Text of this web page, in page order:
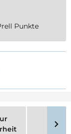
Punkte